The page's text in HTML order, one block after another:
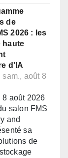
de
2026 : les
haute
d'IA
août 8
8 août 2026
salon FMS
and
sa
de